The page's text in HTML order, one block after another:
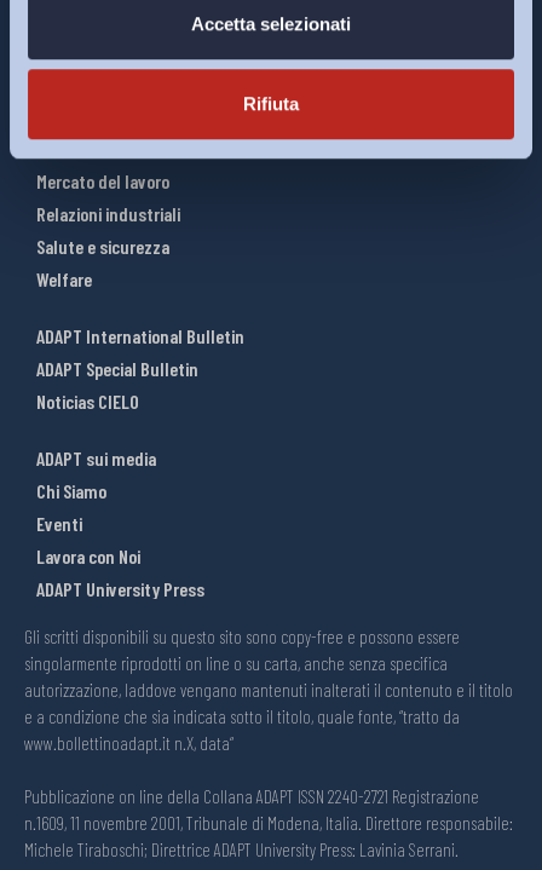
Accetta selezionati
Rifiuta
Riforme del lavoro
Mercato del lavoro
Relazioni industriali
Salute e sicurezza
Welfare
ADAPT International Bulletin
ADAPT Special Bulletin
Noticias CIELO
ADAPT sui media
Chi Siamo
Eventi
Lavora con Noi
ADAPT University Press
Gli scritti disponibili su questo sito sono copy-free e possono essere
singolarmente riprodotti on line o su carta, anche senza specifica
autorizzazione, laddove vengano mantenuti inalterati il contenuto e il titolo
e a condizione che sia indicata sotto il titolo, quale fonte, “tratto da
www.bollettinoadapt.it n.X, data“
Pubblicazione on line della Collana ADAPT ISSN 2240-2721 Registrazione
n.1609, 11 novembre 2001, Tribunale di Modena, Italia. Direttore responsabile:
Michele Tiraboschi; Direttrice ADAPT University Press: Lavinia Serrani.